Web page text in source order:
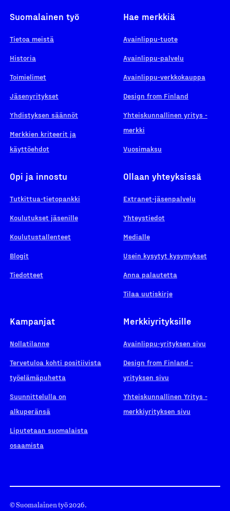
Suomalainen työ
Tietoa meistä
Historia
Toimielimet
Jäsenyritykset
Yhdistyksen säännöt
Merkkien kriteerit ja
käyttöehdot
Hae merkkiä
Avainlippu-tuote
Avainlippu-palvelu
Avainlippu-verkkokauppa
Design from Finland
Yhteiskunnallinen yritys -
merkki
Vuosimaksu
Opi ja innostu
Tutkittua-tietopankki
Koulutukset jäsenille
Koulutustallenteet
Blogit
Tiedotteet
Ollaan yhteyksissä
Extranet-jäsenpalvelu
Yhteystiedot
Medialle
Usein kysytyt kysymykset
Anna palautetta
Tilaa uutiskirje
Kampanjat
Nollatilanne
Tervetuloa kohti positiivista
työelämäpuhetta
Suunnittelulla on
alkuperänsä
Liputetaan suomalaista
osaamista
Merkkiyrityksille
Avainlippu-yrityksen sivu
Design from Finland -
yrityksen sivu
Yhteiskunnallinen Yritys -
merkkiyrityksen sivu
© Suomalainen työ 2026.